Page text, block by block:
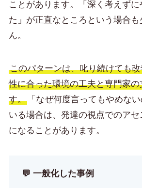
ことがあります。「深く考えずに
た」が正直なところという場合
ん。
このパターンは、叱り続けても
性に合った環境の工夫と専門家
す。「なぜ何度言ってもやめな
いる場合は、発達の視点でのア
になることがあります。
💬 一般化した事例